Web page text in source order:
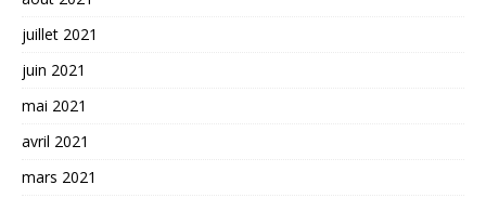
juillet 2021
juin 2021
mai 2021
avril 2021
mars 2021